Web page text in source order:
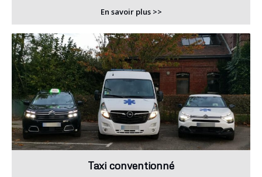
En savoir plus >>
Taxi conventionné